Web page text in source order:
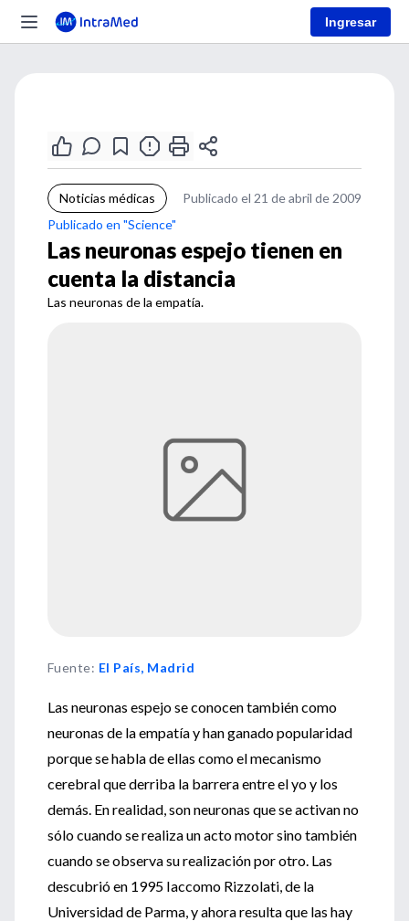
Ingresar
Noticias médicas
Publicado el 21 de abril de 2009
Publicado en "Science"
Las neuronas espejo tienen en
cuenta la distancia
Las neuronas de la empatía.
Fuente: El País, Madrid
Las neuronas espejo se conocen también como
neuronas de la empatía y han ganado popularidad
porque se habla de ellas como el mecanismo
cerebral que derriba la barrera entre el yo y los
demás. En realidad, son neuronas que se activan no
sólo cuando se realiza un acto motor sino también
cuando se observa su realización por otro. Las
descubrió en 1995 Iaccomo Rizzolati, de la
Universidad de Parma, y ahora resulta que las hay